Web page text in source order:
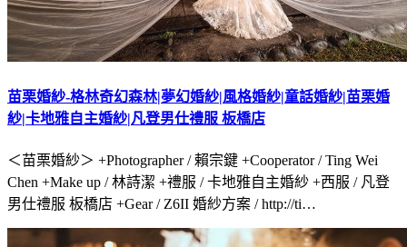
苗栗婚紗-格林奇幻森林|夢幻婚紗|風格婚紗|童話婚紗|苗栗婚
紗|卡地雅自主婚紗|凡登男仕禮服 板橋店
＜苗栗婚紗＞ +Photographer / 賴宗鍵 +Cooperator / Ting Wei
Chen +Make up / 林詩潔 +禮服 / 卡地雅自主婚紗 +西服 / 凡登
男仕禮服 板橋店 +Gear / Z6II 婚紗方案 / http://ti…